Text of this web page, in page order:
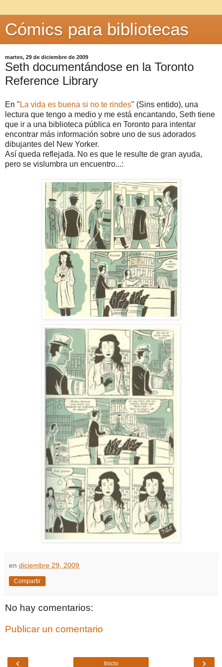
Cómics para bibliotecas
martes, 29 de diciembre de 2009
Seth documentándose en la Toronto
Reference Library
En " La vida es buena si no te rindes" (Sins entido), una
lectura que tengo a medio y me está encantando, Seth tiene
que ir a una biblioteca pública en Toronto para intentar
encontrar más información sobre uno de sus adorados
dibujantes del New Yorker.
Así queda reflejada. No es que le resulte de gran ayuda,
pero se vislumbra un encuentro...:
en diciembre 29, 2009
Compartir
No hay comentarios:
Publicar un comentario
‹ ›
Inicio